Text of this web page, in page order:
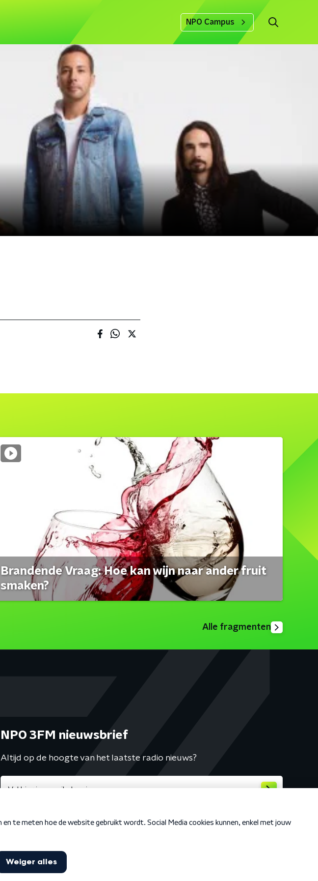
NPO Campus
Brandende Vraag: Hoe kan wijn naar ander fruit
smaken?
Alle fragmenten
NPO 3FM nieuwsbrief
Altijd op de hoogte van het laatste radio nieuws?